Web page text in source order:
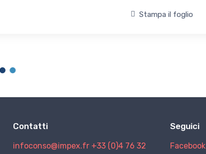
Stampa il foglio
Contatti
infoconso@impex.fr +33 (0)4 76 32
Seguici
Facebook